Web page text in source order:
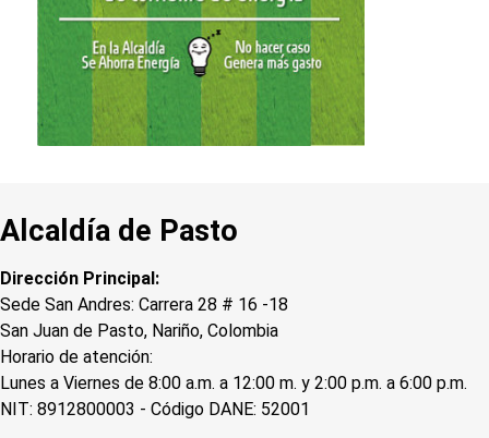
Alcaldía de Pasto
Dirección Principal:
Sede San Andres: Carrera 28 # 16 -18
San Juan de Pasto, Nariño, Colombia
Horario de atención:
Lunes a Viernes de 8:00 a.m. a 12:00 m. y 2:00 p.m. a 6:00 p.m.
NIT: 8912800003 - Código DANE: 52001